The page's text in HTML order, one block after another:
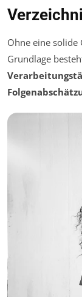
Ohne eine solide
Grundlage